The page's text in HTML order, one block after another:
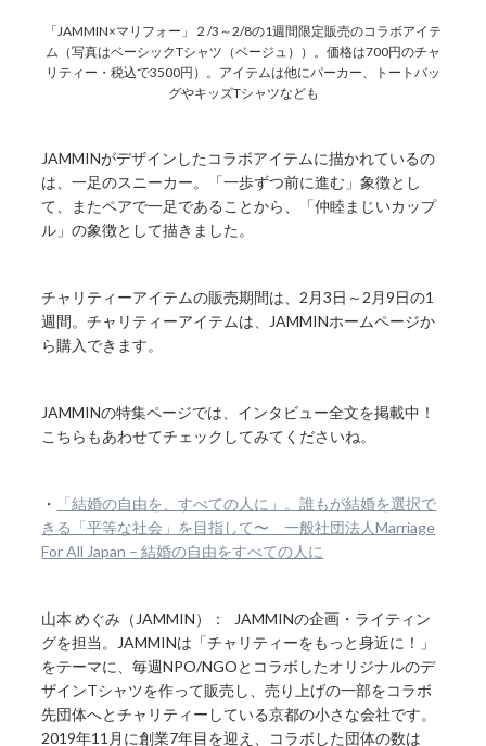
「JAMMIN×マリフォー」２/3～2/8の1週間限定販売のコラボアイテ
ム（写真はベーシックTシャツ（ベージュ））。価格は700円のチャ
リティー・税込で3500円）。アイテムは他にパーカー、トートバッ
グやキッズTシャツなども
JAMMINがデザインしたコラボアイテムに描かれているの
は、一足のスニーカー。「一歩ずつ前に進む」象徴とし
て、またペアで一足であることから、「仲睦まじいカップ
ル」の象徴として描きました。
チャリティーアイテムの販売期間は、2月3日～2月9日の1
週間。チャリティーアイテムは、JAMMINホームページか
ら購入できます。
JAMMINの特集ページでは、インタビュー全文を掲載中！
こちらもあわせてチェックしてみてくださいね。
・
「結婚の自由を、すべての人に」。誰もが結婚を選択で
きる「平等な社会」を目指して〜 一般社団法人Marriage
For All Japan – 結婚の自由をすべての人に
山本 めぐみ（JAMMIN）： JAMMINの企画・ライティン
グを担当。JAMMINは「チャリティーをもっと身近に！」
をテーマに、毎週NPO/NGOとコラボしたオリジナルのデ
ザインTシャツを作って販売し、売り上げの一部をコラボ
先団体へとチャリティーしている京都の小さな会社です。
2019年11月に創業7年目を迎え、コラボした団体の数は